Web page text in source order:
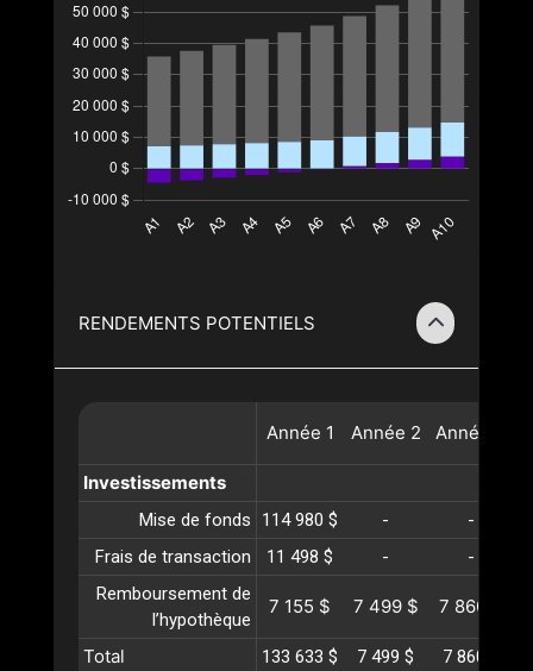
RENDEMENTS POTENTIELS
Année 1 Année 2 Année
Investissements
Mise de fonds 114 980 $ -
-
Frais de transaction
11 498 $ -
-
Remboursement de
l’hypothèque
7 155 $ 7 499 $ 7 860 $
Total 133 633 $ 7 499 $ 7 860 $